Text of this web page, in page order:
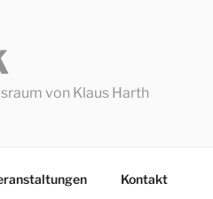
von Klaus Harth
Kontakt